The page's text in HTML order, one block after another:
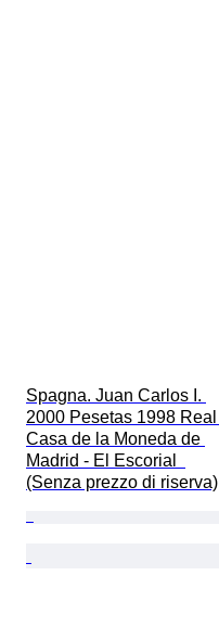
Spagna. Juan Carlos I.
2000 Pesetas 1998 Real
Casa de la Moneda de
Madrid - El Escorial
(Senza prezzo di riserva)